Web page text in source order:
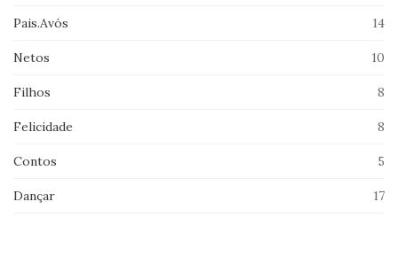
Pais.Avós 14
Netos 10
Filhos 8
Felicidade 8
Contos 5
Dançar 17